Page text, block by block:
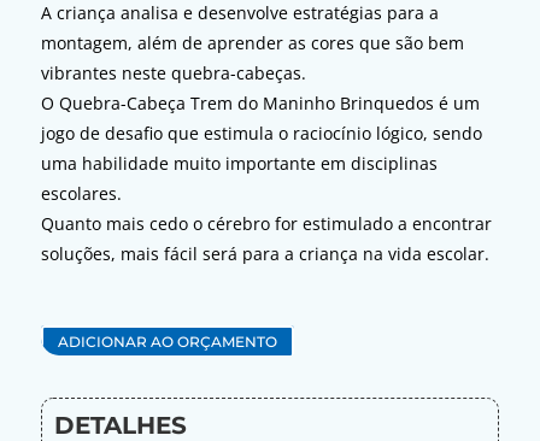
A criança analisa e desenvolve estratégias para a
montagem, além de aprender as cores que são bem
vibrantes neste quebra-cabeças.
O Quebra-Cabeça Trem do Maninho Brinquedos é um
jogo de desafio que estimula o raciocínio lógico, sendo
uma habilidade muito importante em disciplinas
escolares.
Quanto mais cedo o cérebro for estimulado a encontrar
soluções, mais fácil será para a criança na vida escolar.
ADICIONAR AO ORÇAMENTO
DETALHES